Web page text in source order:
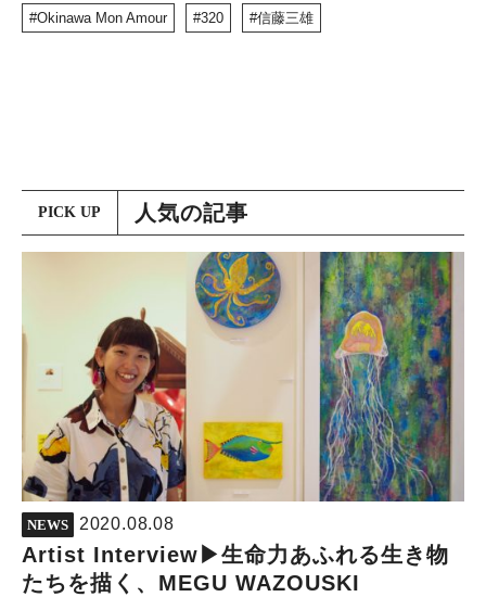
Okinawa Mon Amour 320 信藤三雄
人気の記事
PICK UP
NEWS 2020.08.08
Artist Interview▶︎生命力あふれる生き物
たちを描く、MEGU WAZOUSKI